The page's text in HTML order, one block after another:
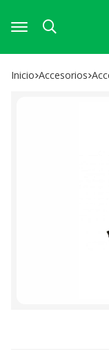
Buscar
Inicio accesorios